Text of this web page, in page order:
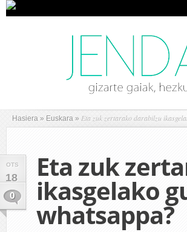
Hasiera » Euskara » Eta zuk zertarako darabilzu
OTS
18
0
Eta zuk
ikasgelako
whatsappa?